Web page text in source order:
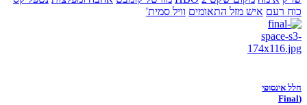
כוח רעם איש מזל התאומים וויל סמית'
חלל אינסופי
(Final